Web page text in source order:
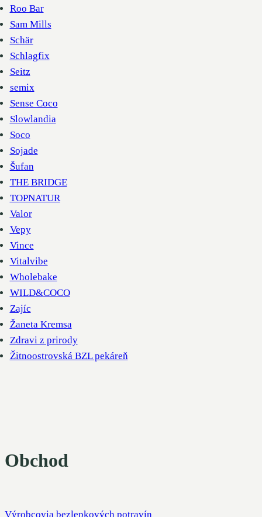
Roo Bar
Sam Mills
Schär
Schlagfix
Seitz
semix
Sense Coco
Slowlandia
Soco
Sojade
Šufan
THE BRIDGE
TOPNATUR
Valor
Vepy
Vince
Vitalvibe
Wholebake
WILD&COCO
Zajíc
Žaneta Kremsa
Zdravi z prirody
Žitnoostrovská BZL pekáreň
Obchod
Výrobcovia bezlepkových potravín